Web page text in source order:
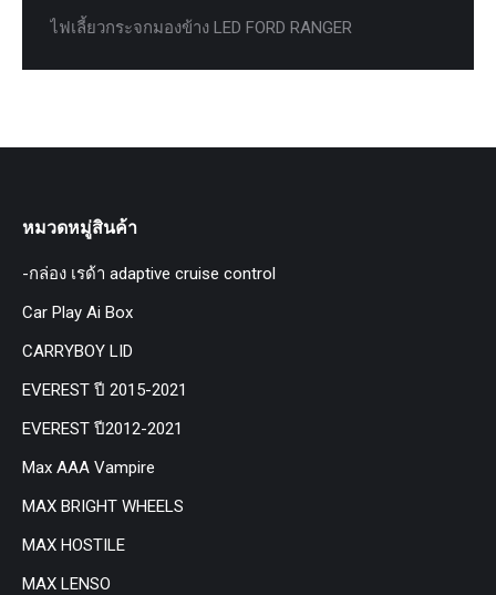
ไฟเลี้ยวกระจกมองข้าง LED FORD RANGER
หมวดหมู่สินค้า
-กล่อง เรด้า adaptive cruise control
Car Play Ai Box
CARRYBOY LID
EVEREST ปี 2015-2021
EVEREST ปี2012-2021
Max AAA Vampire
MAX BRIGHT WHEELS
MAX HOSTILE
MAX LENSO